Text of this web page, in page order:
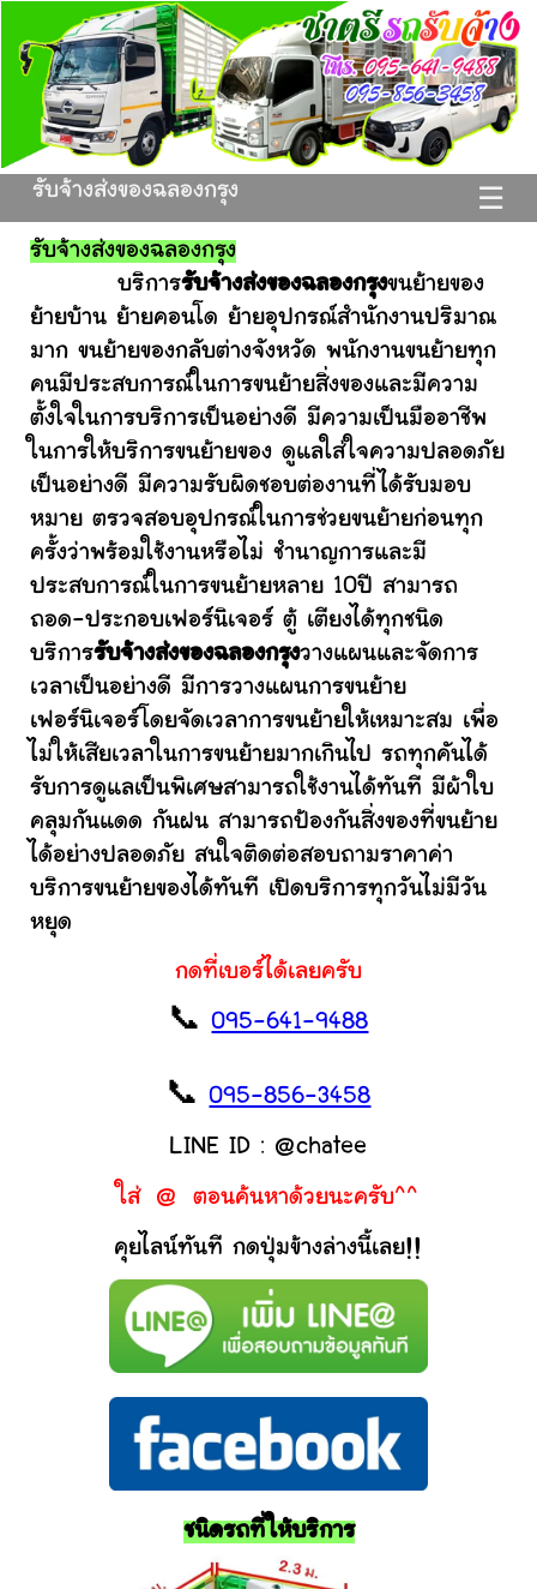
☰
รับจ้างส่งของฉลองกรุง
รับจ้างส่งของฉลองกรุง
บริการรับจ้างส่งของฉลองกรุงขนย้ายของ
ย้ายบ้าน ย้ายคอนโด ย้ายอุปกรณ์สำนักงานปริมาณ
มาก ขนย้ายของกลับต่างจังหวัด พนักงานขนย้ายทุก
คนมีประสบการณ์ในการขนย้ายสิ่งของและมีความ
ตั้งใจในการบริการเป็นอย่างดี มีความเป็นมืออาชีพ
ในการให้บริการขนย้ายของ ดูแลใส่ใจความปลอดภัย
เป็นอย่างดี มีความรับผิดชอบต่องานที่ได้รับมอบ
หมาย ตรวจสอบอุปกรณ์ในการช่วยขนย้ายก่อนทุก
ครั้งว่าพร้อมใช้งานหรือไม่ ชำนาญการและมี
ประสบการณ์ในการขนย้ายหลาย 10ปี สามารถ
ถอด-ประกอบเฟอร์นิเจอร์ ตู้ เตียงได้ทุกชนิด
บริการรับจ้างส่งของฉลองกรุงวางแผนและจัดการ
เวลาเป็นอย่างดี มีการวางแผนการขนย้าย
เฟอร์นิเจอร์โดยจัดเวลาการขนย้ายให้เหมาะสม เพื่อ
ไม่ให้เสียเวลาในการขนย้ายมากเกินไป รถทุกคันได้
รับการดูแลเป็นพิเศษสามารถใช้งานได้ทันที มีผ้าใบ
คลุมกันแดด กันฝน สามารถป้องกันสิ่งของที่ขนย้าย
ได้อย่างปลอดภัย สนใจติดต่อสอบถามราคาค่า
บริการขนย้ายของได้ทันที เปิดบริการทุกวันไม่มีวัน
หยุด
กดที่เบอร์ได้เลยครับ
📞095-641-9488
📞095-856-3458
LINE ID : @chatee
ใส่ @ ตอนค้นหาด้วยนะครับ^^
คุยไลน์ทันที กดปุ่มข้างล่างนี้เลย!!
ชนิดรถที่ให้บริการ